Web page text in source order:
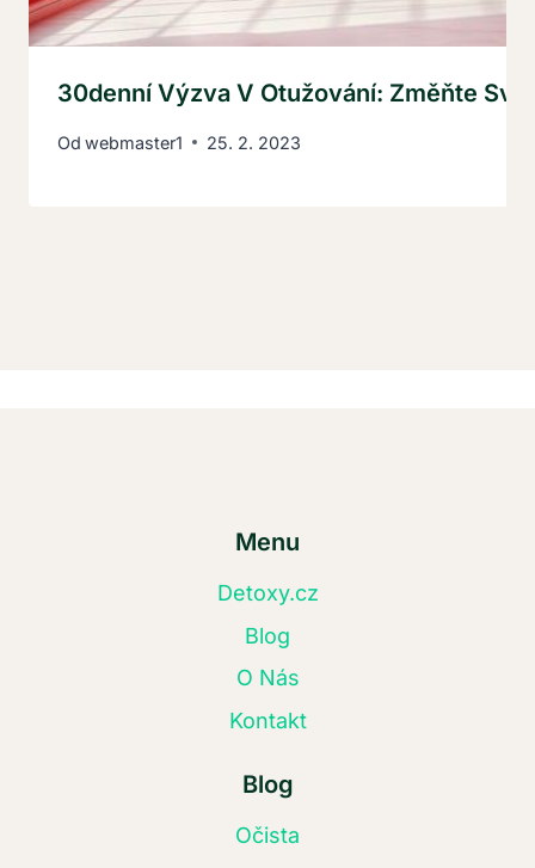
30denní Výzva V Otužování: Změňte
Od webmaster1 25. 2. 2023
Menu
Detoxy.cz
Blog
O Nás
Kontakt
Blog
Očista